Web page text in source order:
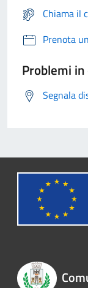
Chiama il
Prenota
Problemi
Segnala